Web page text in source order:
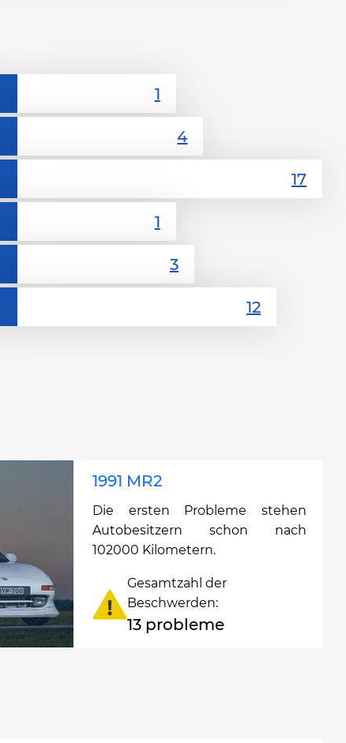
1991 MR2
Die ersten Probleme stehen
Autobesitzern schon nach
102000 Kilometern.
Gesamtzahl der
Beschwerden:
13 probleme